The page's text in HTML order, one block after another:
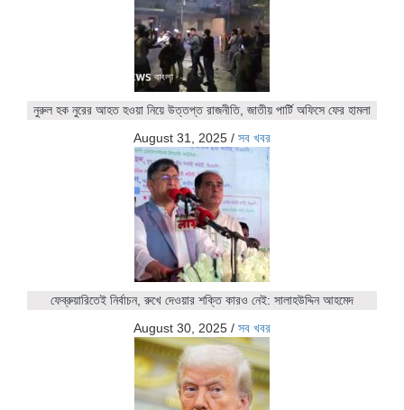
নুরুল হক নুরের আহত হওয়া নিয়ে উত্তপ্ত রাজনীতি, জাতীয় পার্টি অফিসে ফের হামলা
August 31, 2025 / সব খবর
ফেব্রুয়ারিতেই নির্বাচন, রুখে দেওয়ার শক্তি কারও নেই: সালাহউদ্দিন আহমেদ
August 30, 2025 / সব খবর